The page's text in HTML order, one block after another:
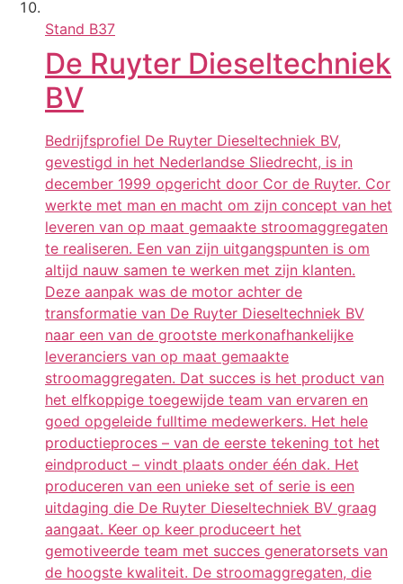
Stand B37
De Ruyter Dieseltechniek
BV
Bedrijfsprofiel De Ruyter Dieseltechniek BV,
gevestigd in het Nederlandse Sliedrecht, is in
december 1999 opgericht door Cor de Ruyter. Cor
werkte met man en macht om zijn concept van het
leveren van op maat gemaakte stroomaggregaten
te realiseren. Een van zijn uitgangspunten is om
altijd nauw samen te werken met zijn klanten.
Deze aanpak was de motor achter de
transformatie van De Ruyter Dieseltechniek BV
naar een van de grootste merkonafhankelijke
leveranciers van op maat gemaakte
stroomaggregaten. Dat succes is het product van
het elfkoppige toegewijde team van ervaren en
goed opgeleide fulltime medewerkers. Het hele
productieproces – van de eerste tekening tot het
eindproduct – vindt plaats onder één dak. Het
produceren van een unieke set of serie is een
uitdaging die De Ruyter Dieseltechniek BV graag
aangaat. Keer op keer produceert het
gemotiveerde team met succes generatorsets van
de hoogste kwaliteit. De stroomaggregaten, die